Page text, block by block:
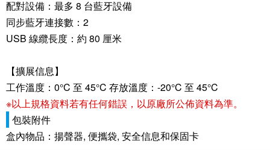
配對設備：最多 8 台藍牙設備
同步藍牙連接數：2
USB 線纜長度：約 80 厘米
【擴展信息】
工作溫度：0°C 至 45°C 存放溫度：-20°C 至 45°C
※以上規格資料若有任何錯誤，以原廠所公佈資料為準。
包裝附件
盒內物品：揚聲器, 便攜袋, 安全信息和保固卡